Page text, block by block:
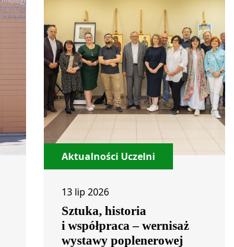
Aktualności Uczelni
13 lip 2026
Sztuka, historia
i współpraca – wernisaż
wystawy poplenerowej